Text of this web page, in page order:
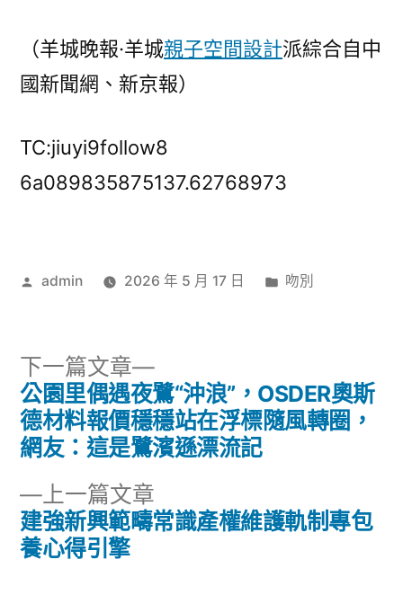
（羊城晚報·羊城親子空間設計派綜合自中
國新聞網、新京報）
TC:jiuyi9follow8
6a089835875137.62768973
作
admin 2026 年 5 月 17 日
分
吻別
文
章
導
覽
上一篇文章
一
建強新興範疇常識產權維護軌制專包
養心得引擎
下一篇文章
下
一
篇
文
公園里偶遇夜鷺“沖浪”，OSDER奧斯
德材料報價穩穩站在浮標隨風轉圈，
網友：這是鷺濱遜漂流記